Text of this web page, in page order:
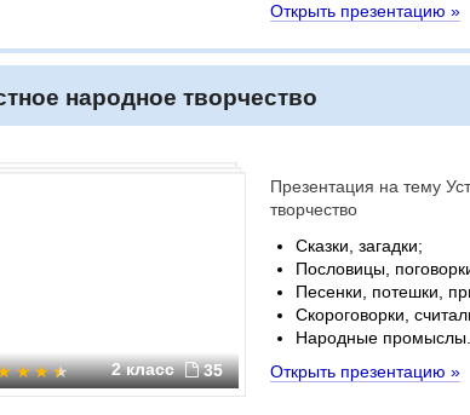
Открыть презентацию »
народное творчество
2 класс 35
Презентация на тему
творчество
Сказки, загадки;
Пословицы,
Песенки, потешки,
Скороговорки,
Народные промыслы.
Открыть презентацию »